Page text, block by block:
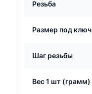
Резьба
Размер под ключ
Шаг резьбы
Вес 1 шт (грамм)